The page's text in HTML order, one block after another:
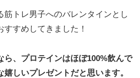
筋トレ男子へのバレンタインとし
すめしてきました！
ら、プロテインはほぼ100%飲んで
しいプレゼントだと思います。